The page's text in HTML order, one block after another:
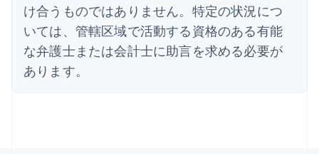
け合うものではありません。特定の状況につ
いては、管轄区域で活動する資格のある有能
な弁護士または会計士に助言を求める必要が
あります。
エストニア
English
オーストラリア
English
オーストリア
DeutschEnglish
オランダ